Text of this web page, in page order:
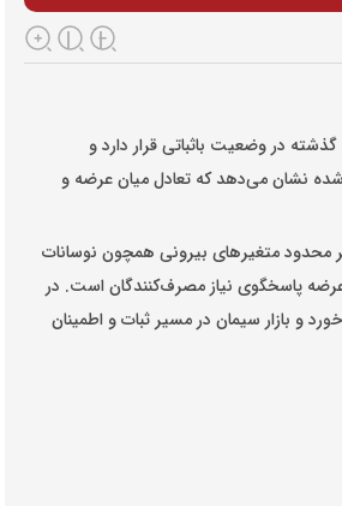
گذشته در وضعیت باثباتی قرار دارد و
نشان می‌دهد که تعادل میان عرضه و
محدود متغیرهای بیرونی همچون نوسانات
پاسخگوی نیاز مصرف‌کنندگان است. در
و بازار سیمان در مسیر ثبات و اطمینان